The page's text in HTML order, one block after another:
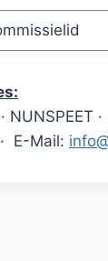
NUNSPEET
E-Mail: